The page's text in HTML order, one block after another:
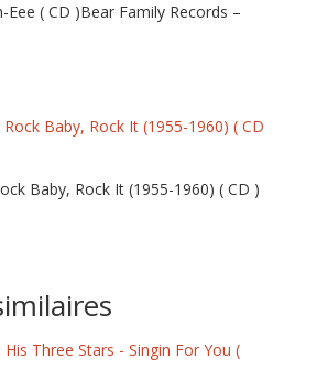
Eee ( CD )Bear Family Records –
Baby, Rock It (1955-1960) ( CD )